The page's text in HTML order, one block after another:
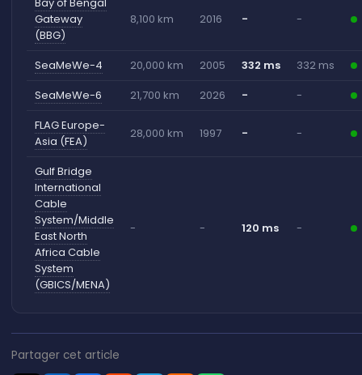
Gateway
(BBG)
8,100 km 2016 - -
SeaMeWe-4 20,000 km 2005 332 ms 332 ms
SeaMeWe-6
21,700 km 2026 - -
FLAG Europe-
Asia (FEA)
28,000 km 1997 - -
Gulf Bridge
International
Cable
System/Middle
East North
Africa Cable
System
(GBICS/MENA)
- - 120 ms -
Partager cet article